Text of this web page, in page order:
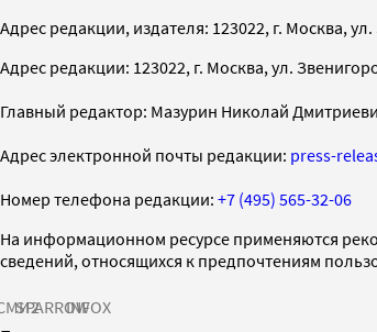
Адрес редакции, издателя: 123022, г. Москва,
Адрес редакции: 123022, г. Москва, ул.
Главный редактор: Мазурин Николай
Адрес электронной почты редакции: press-
Номер телефона редакции: +7 (495) 565-32-06
На информационном ресурсе применяются
сведений, относящихся к предпочтениям
SPARROWINFOX